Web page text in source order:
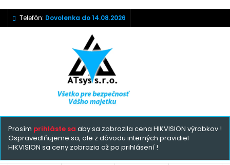
Telefón: Dovolenka do 14.08.2026
Prosím prihláste sa aby sa zobrazila cena HIKVISION výrobkov !
Ospravedlňujeme sa, ale z dôvodu interných pravidiel
HIKVISION sa ceny zobrazia až po prihlásení !